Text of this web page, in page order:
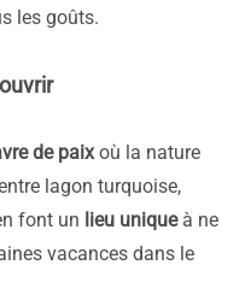
les goûts.
de paixoù la nature
lagon turquoise,
font un lieu uniqueà ne
vacances dans le